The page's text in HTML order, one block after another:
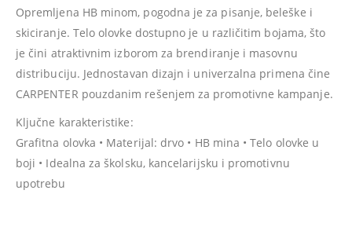
Opremljena HB minom, pogodna je za pisanje, beleške i
skiciranje. Telo olovke dostupno je u različitim bojama, što
je čini atraktivnim izborom za brendiranje i masovnu
distribuciju. Jednostavan dizajn i univerzalna primena čine
CARPENTER pouzdanim rešenjem za promotivne kampanje.
Ključne karakteristike:
Grafitna olovka • Materijal: drvo • HB mina • Telo olovke u
boji • Idealna za školsku, kancelarijsku i promotivnu
upotrebu